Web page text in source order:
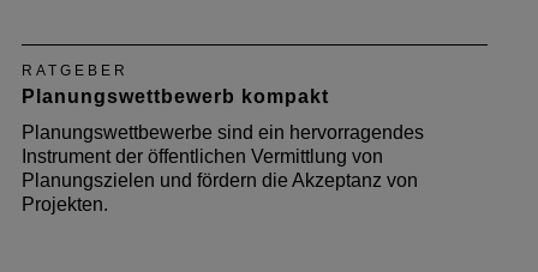
RATGEBER
Planungswettbewerb kompakt
Planungswettbewerbe sind ein hervorragendes
Instrument der öffentlichen Vermittlung von
Planungszielen und fördern die Akzeptanz von
Projekten.